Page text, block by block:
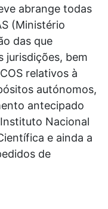
abrange todas
(Ministério
das que
jurisdições, bem
relativos à
autónomos,
antecipado
Nacional
e ainda a
de